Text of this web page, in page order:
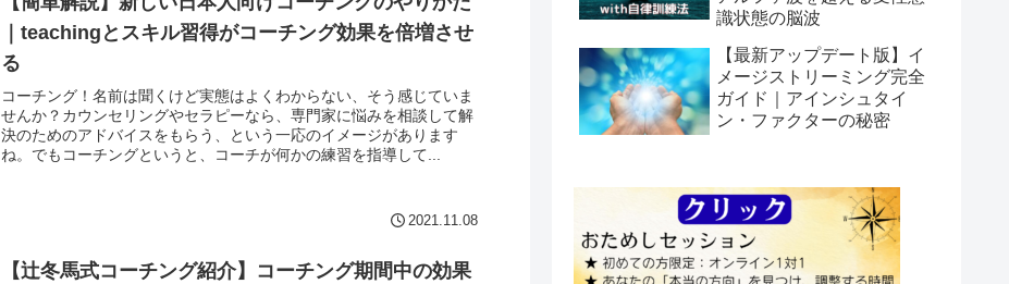
｜teachingとスキル習得がコーチング効果を倍増させ
る
コーチング！名前は聞くけど実態はよくわからない、そう感じていま
せんか？カウンセリングやセラピーなら、専門家に悩みを相談して解
決のためのアドバイスをもらう、という一応のイメージがあります
ね。でもコーチングというと、コーチが何かの練習を指導して...
2021.11.08
【辻冬馬式コーチング紹介】コーチング期間中の効果
識状態の脳波
【最新アップデート版】イ
メージストリーミング完全
ガイド｜アインシュタイ
ン・ファクターの秘密